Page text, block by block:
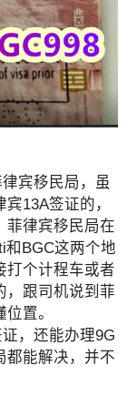
宾移民局，虽
13A签证的，
菲律宾移民局在
和BGC这两个地
打个计程车或者
，跟司机说到菲
置。
，还能办理9G
都能解决，并不